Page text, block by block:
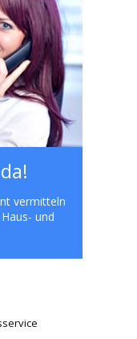
vermitteln
und